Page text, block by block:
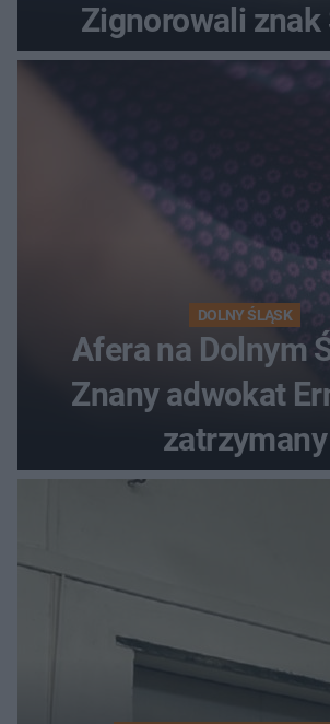
Zignorowali znak
DOLNY ŚLĄSK
Afera na Dolnym
Znany adwokat
zatrzymany